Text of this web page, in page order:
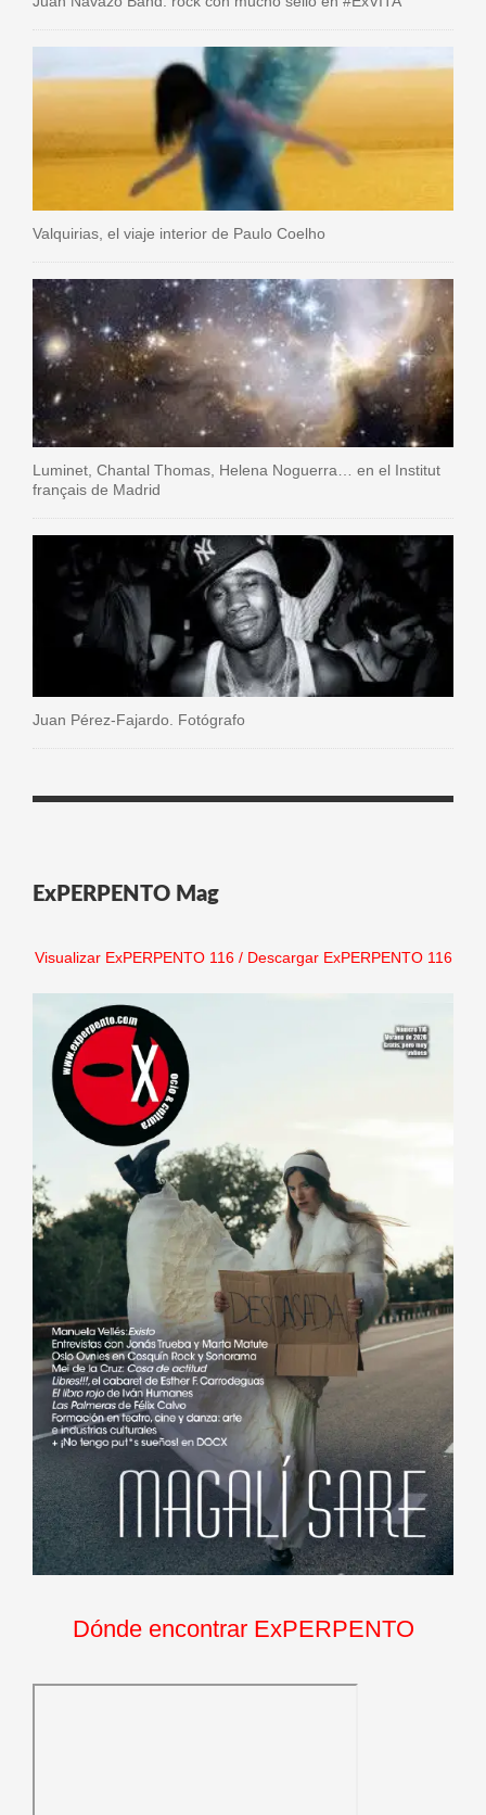
Valquirias, el viaje interior de Paulo Coelho
Luminet, Chantal Thomas, Helena Noguerra… en el Institut
français de Madrid
Juan Pérez-Fajardo. Fotógrafo
ExPERPENTO Mag
Visualizar ExPERPENTO 116/ Descargar ExPERPENTO 116
Dónde encontrar ExPERPENTO